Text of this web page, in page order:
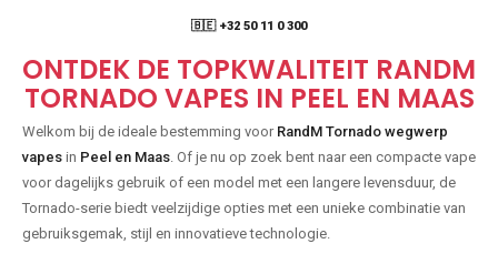
🇧🇪 +32 50 11 0 300
ONTDEK DE TOPKWALITEIT RANDM
TORNADO VAPES IN PEEL EN MAAS
Welkom bij de ideale bestemming voor RandM Tornado wegwerp
vapes in Peel en Maas . Of je nu op zoek bent naar een compacte vape
voor dagelijks gebruik of een model met een langere levensduur, de
Tornado-serie biedt veelzijdige opties met een unieke combinatie van
gebruiksgemak, stijl en innovatieve technologie.